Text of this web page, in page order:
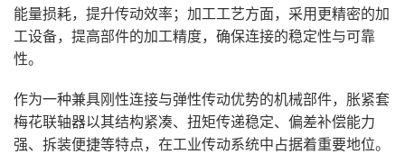
能量损耗，提升传动效率；加工工艺方面，采用更精密的加
工设备，提高部件的加工精度，确保连接的稳定性与可靠
性。
作为一种兼具刚性连接与弹性传动优势的机械部件，胀紧套
梅花联轴器以其结构紧凑、扭矩传递稳定、偏差补偿能力
强、拆装便捷等特点，在工业传动系统中占据着重要地位。